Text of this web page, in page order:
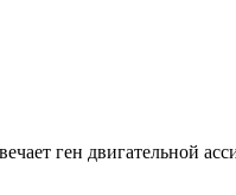
ген двигательной